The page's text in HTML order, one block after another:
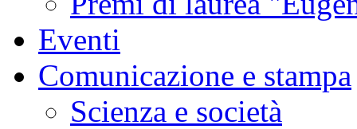
Eventi
Comunicazione e stampa
Scienza e società